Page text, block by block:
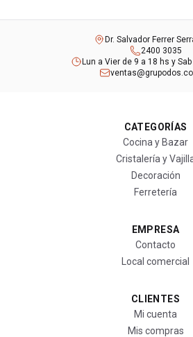
Dr. Salvador Ferrer
2400 3035
Lun a Vier de 9 a 18 hs y
CATEGORÍAS
Cocina y Bazar
Cristalería y
Decoración
Ferretería
EMPRESA
Contacto
Local comercial
CLIENTES
Mi cuenta
Mis compras